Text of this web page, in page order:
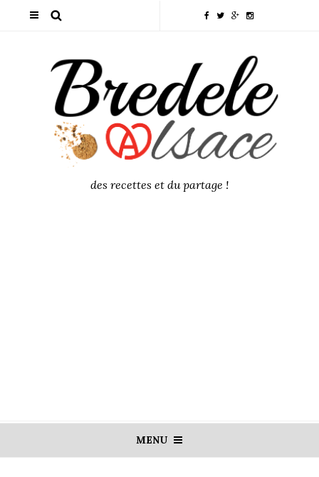
des recettes et du partage !
MENU